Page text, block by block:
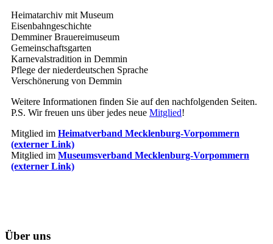
Heimatarchiv mit Museum
Eisenbahngeschichte
Demminer Brauereimuseum
Gemeinschaftsgarten
Karnevalstradition in Demmin
Pflege der niederdeutschen Sprache
Verschönerung von Demmin
Weitere Informationen finden Sie auf den nachfolgenden Seiten.
P.S. Wir freuen uns über jedes neue Mitglied!
Mitglied im Heimatverband Mecklenburg-Vorpommern
(externer Link)
Mitglied im Museumsverband Mecklenburg-Vorpommern
(externer Link)
Über uns